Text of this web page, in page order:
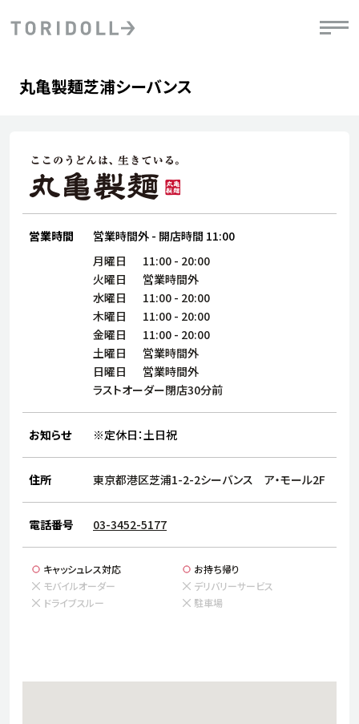
会社情報
株主・投資家情報
サステナビリティ
ブランド
店舗検索
店舗一覧
採用情報
よくある質問・お問い合わせ
日本語 English
デジタルトランス
フォーメーション戦略
DXビジョン2028
粟田社長が語る
トリドールのサステナビリティ
ステークホルダーとの
丸亀製麺芝浦シーバンス
営業時間 営業時間外 - 開店時間 11:00
月曜日 11:00 - 20:00
火曜日
営業時間外
水曜日
11:00 - 20:00
木曜日
11:00 - 20:00
金曜日
11:00 - 20:00
土曜日
営業時間外
日曜日
営業時間外
ラストオーダー閉店30分前
お知らせ ※定休日：土日祝
住所 東京都港区芝浦1-2-2シーバンス ア・モール2F
電話番号 03-3452-5177
キャッシュレス対応
お持ち帰り
モバイルオーダー
デリバリーサービス
ドライブスルー
駐車場